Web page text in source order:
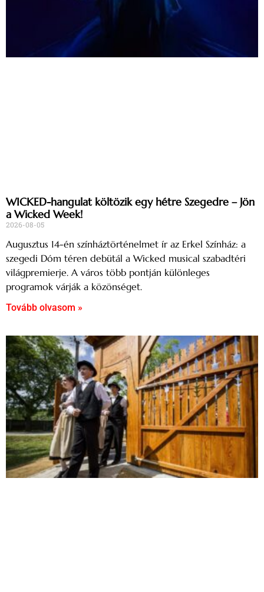
WICKED-hangulat költözik egy hétre Szegedre – Jön
a Wicked Week!
2026-08-05
Augusztus 14-én színháztörténelmet ír az Erkel Színház: a
szegedi Dóm téren debütál a Wicked musical szabadtéri
világpremierje. A város több pontján különleges
programok várják a közönséget.
Tovább olvasom »